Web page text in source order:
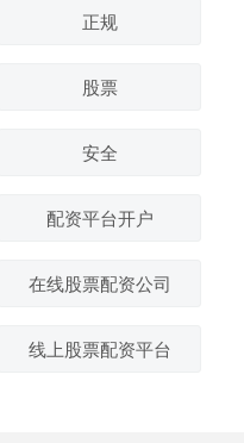
正规
股票
安全
配资平台开户
在线股票配资公司
线上股票配资平台